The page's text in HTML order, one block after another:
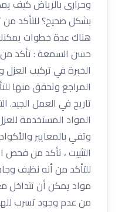
وحرارى بالرياض كيف
بشكل صحيح؟ للتأكد
هناك عدة خطوات
حسن السمعة : تأكد
الخبرة في تركيب
المراجع وتحقق منها
تاريخ في العمل الجيد.
المواد المستخدمة
وتفي بالمعايير
التثبيت ، تأكد من
للتأكد من أنه نظيف
مواد يمكن أن تتداخل
من عدم وجود تسرب